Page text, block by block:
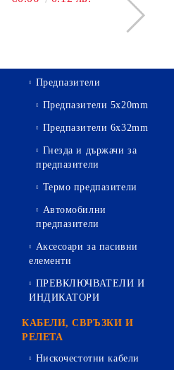
Предпазители
Предпазители 5х20mm
Предпазители 6х32mm
Гнезда и държачи за
предпазители
Термо предпазители
Автомобилни
предпазители
Аксесоари за пасивни
елементи
ПРЕВКЛЮЧВАТЕЛИ И
ИНДИКАТОРИ
КАБЕЛИ, СВРЪЗКИ И
РЕЛЕТА
Нискочестотни кабели